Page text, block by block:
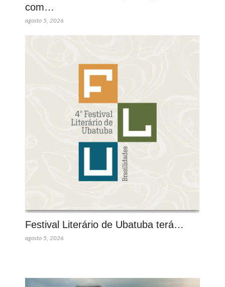
com…
agosto 5, 2026
Festival Literário de Ubatuba terá…
agosto 5, 2026